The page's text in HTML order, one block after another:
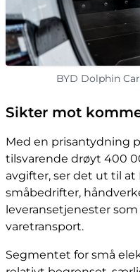
BYD Dolphin
Sikter mot
Med en prisantydning
tilsvarende drøyt 400
avgifter, ser det ut til at
småbedrifter,
leveransetjenester
varetransport.
Segmentet for små